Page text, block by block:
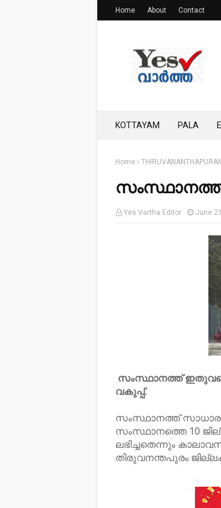
Home About Contact
KOTTAYAM PALA
Home
Yes Vartha Editor June
സംസ്ഥാനത്ത് ഇതുവരെ
വകുപ്പ്.
സംസ്ഥാനത്ത്
സംസ്ഥാനത്തെ 10
ലഭിച്ചതെന്നും
തിരുവനന്തപുരം